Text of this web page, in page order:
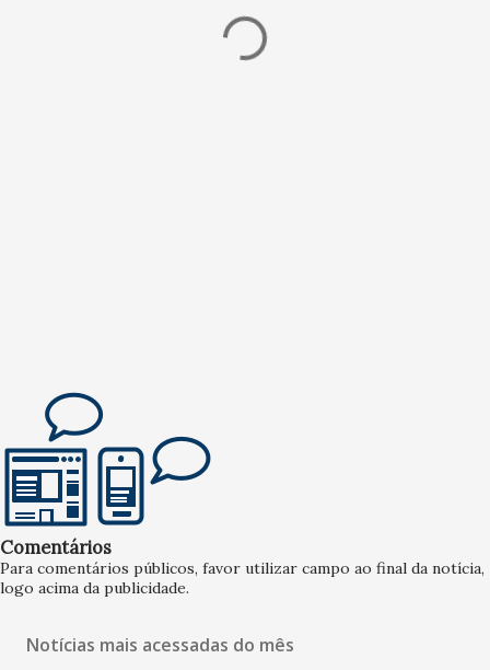
Comentários
Para comentários públicos, favor utilizar campo ao final da notícia,
logo acima da publicidade.
Notícias mais acessadas do mês